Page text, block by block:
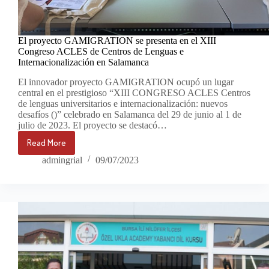
El proyecto GAMIGRATION se presenta en el XIII
Congreso ACLES de Centros de Lenguas e
Internacionalización en Salamanca
El innovador proyecto GAMIGRATION ocupó un lugar
central en el prestigioso “XIII CONGRESO ACLES Centros
de lenguas universitarios e internacionalización: nuevos
desafíos ()” celebrado en Salamanca del 29 de junio al 1 de
julio de 2023. El proyecto se destacó…
Read More
El
proyecto
el
XIII
Congreso
ACLES
de
admingrial 09/07/2023